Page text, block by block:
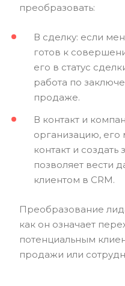
преобразовать:
В сделку: если
готов к
его в статус
работа по
продаже.
В контакт и
организацию, его
контакт и
позволяет вести
клиентом в CRM.
Преобразование
как он означает
потенциальным
продажи или